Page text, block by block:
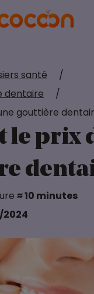
principale
santé
/
dentaire
/
gouttière
le prix
≈ 10 minutes
2024